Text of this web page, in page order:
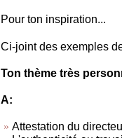
Pour ton inspiration...
Ci-joint des exemples
Ton thème très
A:
Attestation du